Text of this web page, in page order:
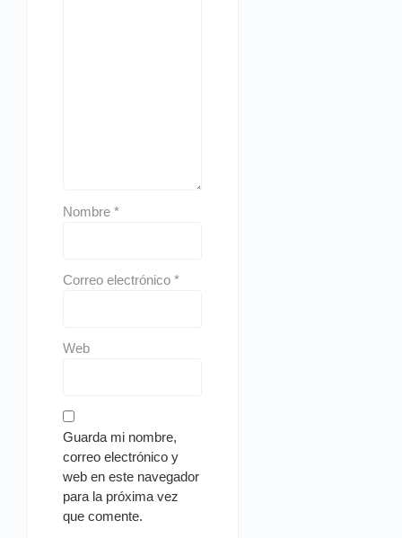
Nombre*
Correo electrónico*
Web
Guarda mi nombre,
correo electrónico y
web en este navegador
para la próxima vez
que comente.